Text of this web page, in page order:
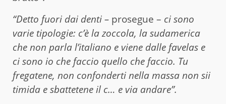
“Detto fuori dai denti – prosegue – ci sono
varie tipologie: c’è la zoccola, la sudamerica
che non parla l’italiano e viene dalle favelas e
ci sono io che faccio quello che faccio. Tu
fregatene, non confonderti nella massa non sii
timida e sbattetene il c… e via andare”.